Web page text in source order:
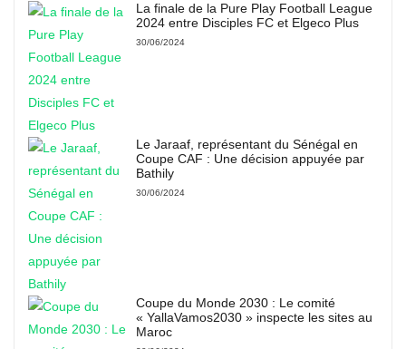
La finale de la Pure Play Football League
2024 entre Disciples FC et Elgeco Plus
30/06/2024
Le Jaraaf, représentant du Sénégal en
Coupe CAF : Une décision appuyée par
Bathily
30/06/2024
Coupe du Monde 2030 : Le comité
« YallaVamos2030 » inspecte les sites au
Maroc